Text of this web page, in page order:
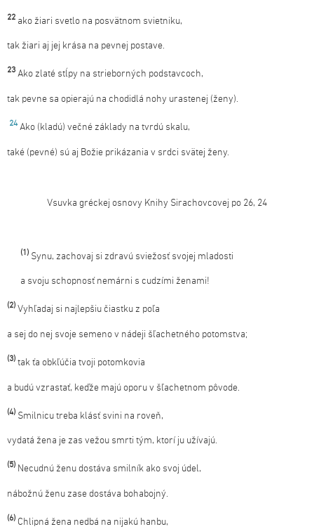
22 ako žiari svetlo na posvätnom svietniku,
tak žiari aj jej krása na pevnej postave.
23 Ako zlaté stĺpy na strieborných podstavcoch,
tak pevne sa opierajú na chodidlá nohy urastenej (ženy).
24 Ako (kladú) večné základy na tvrdú skalu,
také (pevné) sú aj Božie prikázania v srdci svätej ženy.
Vsuvka gréckej osnovy Knihy Sirachovcovej po 26, 24
(1) Synu, zachovaj si zdravú sviežosť svojej mladosti
a svoju schopnosť nemárni s cudzími ženami!
(2) Vyhľadaj si najlepšiu čiastku z poľa
a sej do nej svoje semeno v nádeji šľachetného potomstva;
(3) tak ťa obkľúčia tvoji potomkovia
a budú vzrastať, keďže majú oporu v šľachetnom pôvode.
(4) Smilnicu treba klásť svini na roveň,
vydatá žena je zas vežou smrti tým, ktorí ju užívajú.
(5) Necudnú ženu dostáva smilník ako svoj údel,
nábožnú ženu zase dostáva bohabojný.
(6) Chlipná žena nedbá na nijakú hanbu,